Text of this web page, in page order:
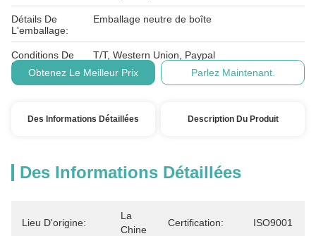
Détails De
L'emballage:
Emballage neutre de boîte
Conditions De
Paiement:
T/T, Western Union, Paypal
Obtenez Le Meilleur Prix
Parlez Maintenant.
Des Informations Détaillées Description Du Produit
Des Informations Détaillées
Lieu D'origine:
La
Chine
Certification: ISO9001